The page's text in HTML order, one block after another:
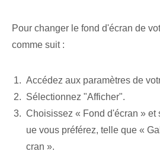
Pour changer le fond d'écran de
comme suit :
Accédez aux paramètres de
Sélectionnez "Afficher".
Choisissez « Fond d'écran » et
ue vous préférez, telle que «
cran ».